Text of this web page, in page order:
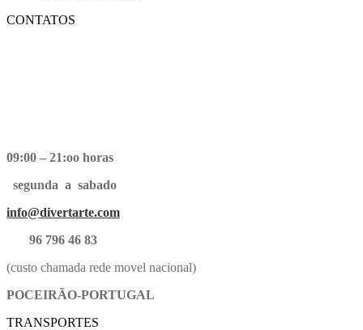
CONTATOS
09:00 – 21:oo horas
segunda a sabado
info@divertarte.com
96 796 46 83
(custo chamada rede movel nacional)
POCEIRÃO-PORTUGAL
TRANSPORTES